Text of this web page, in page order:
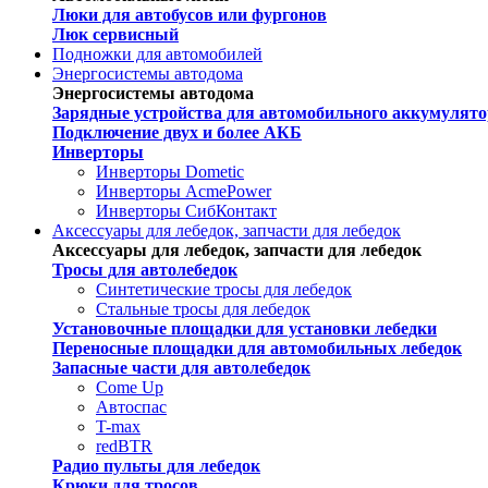
Люки для автобусов или фургонов
Люк сервисный
Подножки для автомобилей
Энергосистемы автодома
Энергосистемы автодома
Зарядные устройства для автомобильного
Подключение двух и более АКБ
Инверторы
Инверторы Dometic
Инверторы AcmePower
Инверторы СибКонтакт
Аксессуары для лебедок, запчасти для лебедок
Аксессуары для лебедок, запчасти для лебедок
Тросы для автолебедок
Синтетические тросы для лебедок
Стальные тросы для лебедок
Установочные площадки для установки лебедки
Переносные площадки для автомобильных лебедок
Запасные части для автолебедок
Come Up
Автоспас
T-max
redBTR
Радио пульты для лебедок